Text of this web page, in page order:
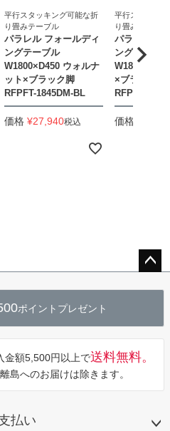
平行スタッキング可能な折
り畳みテーブル
パラレル フォールディ
ングテーブル
W1800×D450 ウォルナ
ット×ブラック脚
RFPFT-1845DM-BL
価格 ¥27,940税込
平行スタッキ
り畳みテーブル
パラレル フ
ングテーブル
×ブラック脚
RFPFT-
価格
へ
ポイントプレゼント
金額5,500円以上で送料無料。
島へのお届けは除きます。
払い